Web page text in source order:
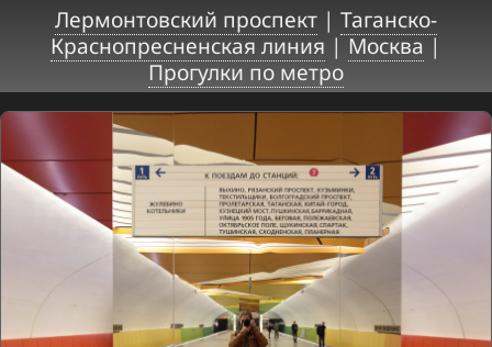
Лермонтовский проспект | Таганско-
Краснопресненская линия |Москва|
Прогулки по метро